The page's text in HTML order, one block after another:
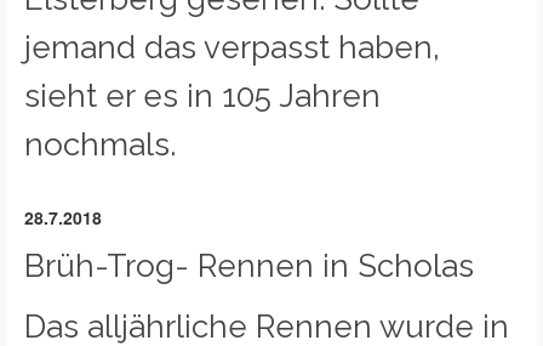
jemand das verpasst haben,
sieht er es in 105 Jahren
nochmals.
28.7.2018
Brüh-Trog- Rennen in Scholas
Das alljährliche Rennen wurde in